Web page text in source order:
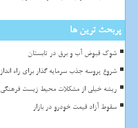
پربحث ترین ها
شوک قبوض آب و برق در تابستان
شروع پروسه جذب سرمایه گذار برای راه اندازی زباله
ریشه خیلی از مشکلات محیط زیست
سقوط آزاد قیمت خودرو در بازار